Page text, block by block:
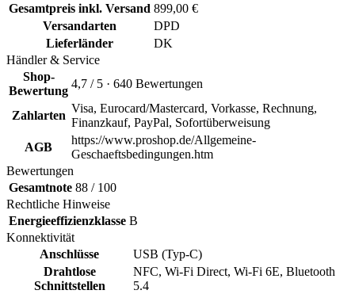
Gesamtpreis inkl. Versand 899,00 €
Versandarten
DPD
Lieferländer
DK
Händler & Service
Shop-
Bewertung
4,7 / 5 · 640 Bewertungen
Zahlarten
Visa, Eurocard/Mastercard, Vorkasse, Rechnung,
Finanzkauf, PayPal, Sofortüberweisung
AGB
https://www.proshop.de/Allgemeine-
Geschaeftsbedingungen.htm
Bewertungen
Gesamtnote 88 / 100
Rechtliche Hinweise
Energieeffizienzklasse B
Konnektivität
Anschlüsse
USB (Typ-C)
Drahtlose
Schnittstellen
NFC, Wi-Fi Direct, Wi-Fi 6E, Bluetooth
5.4